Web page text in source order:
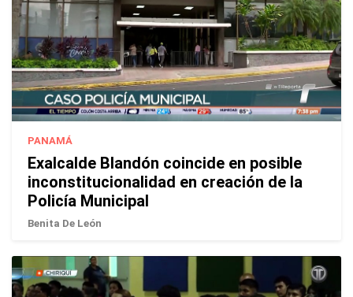
PANAMÁ
Exalcalde Blandón coincide en posible
inconstitucionalidad en creación de la
Policía Municipal
Benita De León